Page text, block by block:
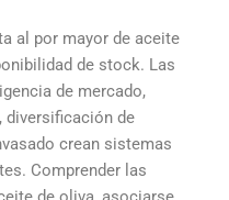
al por mayor de aceite
de stock. Las
de mercado,
diversificación de
crean sistemas
Comprender las